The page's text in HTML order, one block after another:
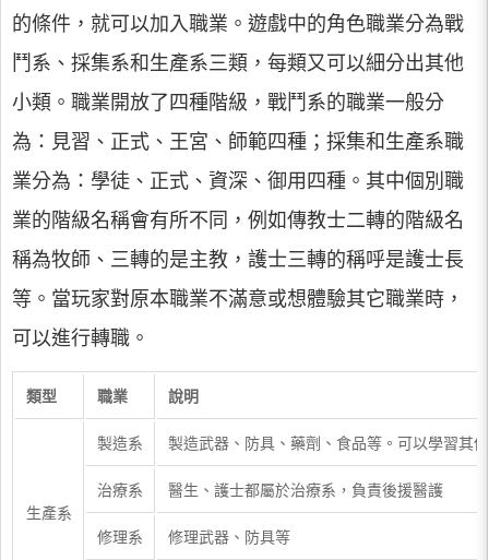
的條件，就可以加入職業。遊戲中的角色職業分為戰
鬥系、採集系和生產系三類，每類又可以細分出其他
小類。職業開放了四種階級，戰鬥系的職業一般分
為：見習、正式、王宮、師範四種；採集和生產系職
業分為：學徒、正式、資深、御用四種。其中個別職
業的階級名稱會有所不同，例如傳教士二轉的階級名
稱為牧師、三轉的是主教，護士三轉的稱呼是護士長
等。當玩家對原本職業不滿意或想體驗其它職業時，
可以進行轉職。
類型 職業 說明
生產系
製造系 製造武器、防具、藥劑、食品等。可以學習其
治療系 醫生、護士都屬於治療系，負責後援醫護
修理系 修理武器、防具等